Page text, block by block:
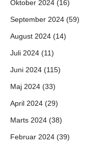
Oktober 2024 (16)
September 2024 (59)
August 2024 (14)
Juli 2024 (11)
Juni 2024 (115)
Maj 2024 (33)
April 2024 (29)
Marts 2024 (38)
Februar 2024 (39)